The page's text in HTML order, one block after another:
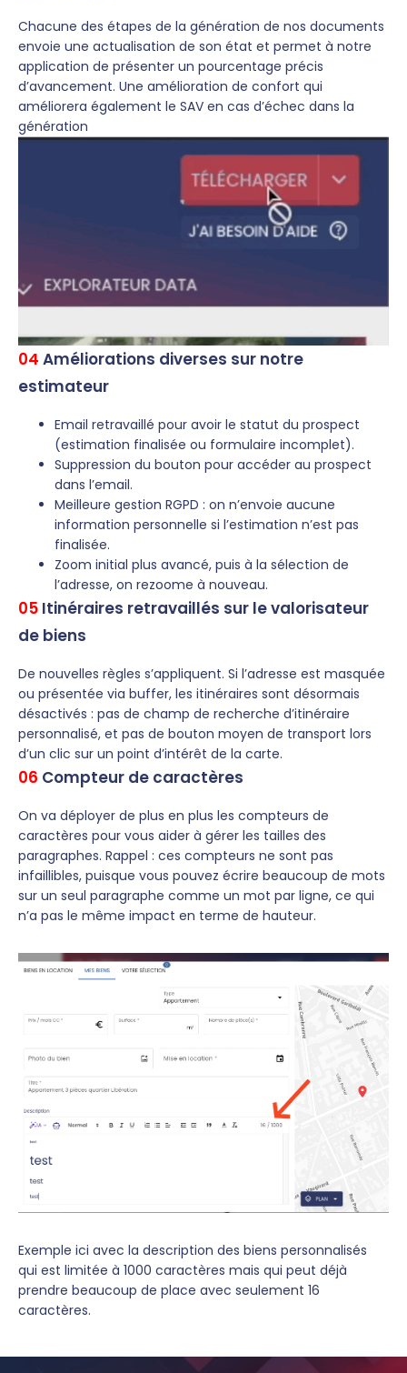
Chacune des étapes de la génération de nos documents
envoie une actualisation de son état et permet à notre
application de présenter un pourcentage précis
d’avancement. Une amélioration de confort qui
améliorera également le SAV en cas d’échec dans la
génération
04 Améliorations diverses sur notre
estimateur
Email retravaillé pour avoir le statut du prospect
(estimation finalisée ou formulaire incomplet).
Suppression du bouton pour accéder au prospect
dans l’email.
Meilleure gestion RGPD : on n’envoie aucune
information personnelle si l’estimation n’est pas
finalisée.
Zoom initial plus avancé, puis à la sélection de
l’adresse, on rezoome à nouveau.
05 Itinéraires retravaillés sur le valorisateur
de biens
De nouvelles règles s’appliquent. Si l’adresse est masquée
ou présentée via buffer, les itinéraires sont désormais
désactivés : pas de champ de recherche d’itinéraire
personnalisé, et pas de bouton moyen de transport lors
d’un clic sur un point d’intérêt de la carte.
06 Compteur de caractères
On va déployer de plus en plus les compteurs de
caractères pour vous aider à gérer les tailles des
paragraphes. Rappel : ces compteurs ne sont pas
infaillibles, puisque vous pouvez écrire beaucoup de mots
sur un seul paragraphe comme un mot par ligne, ce qui
n’a pas le même impact en terme de hauteur.
Exemple ici avec la description des biens personnalisés
qui est limitée à 1000 caractères mais qui peut déjà
prendre beaucoup de place avec seulement 16
caractères.